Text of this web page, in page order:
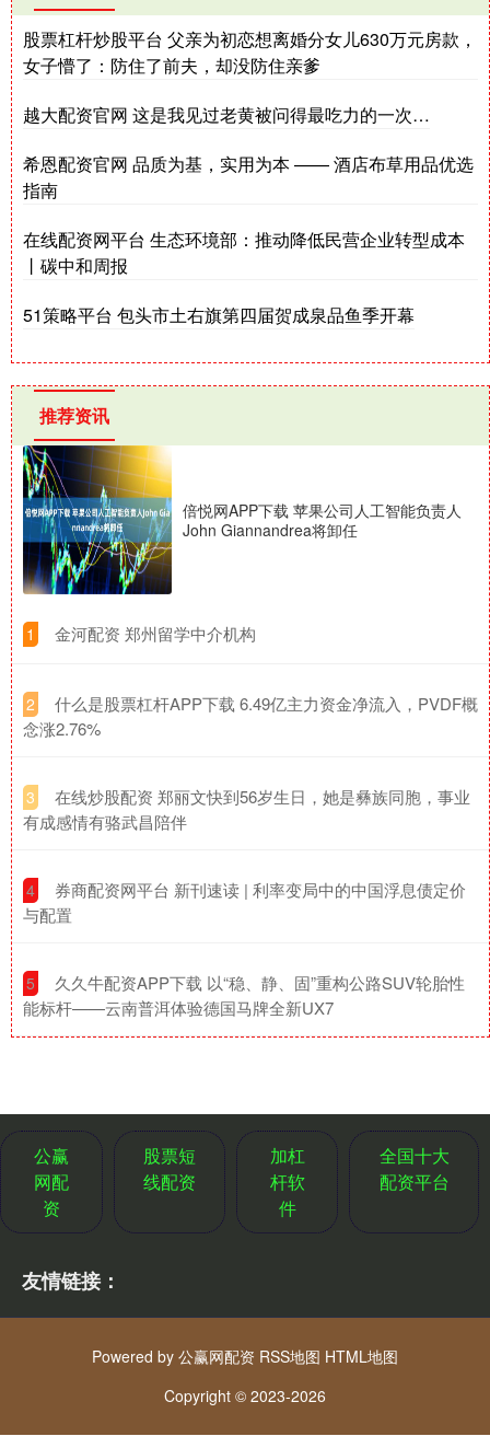
股票杠杆炒股平台 父亲为初恋想离婚分女儿630万元房款，
女子懵了：防住了前夫，却没防住亲爹
越大配资官网 这是我见过老黄被问得最吃力的一次…
希恩配资官网 品质为基，实用为本 —— 酒店布草用品优选
指南
在线配资网平台 生态环境部：推动降低民营企业转型成本
丨碳中和周报
51策略平台 包头市土右旗第四届贺成泉品鱼季开幕
推荐资讯
倍悦网APP下载 苹果公司人工智能负责人
John Giannandrea将卸任
1 ​金河配资 郑州留学中介机构
2
​什么是股票杠杆APP下载 6.49亿主力资金净流入，PVDF概
念涨2.76%
3
​在线炒股配资 郑丽文快到56岁生日，她是彝族同胞，事业
有成感情有骆武昌陪伴
4
​券商配资网平台 新刊速读 | 利率变局中的中国浮息债定价
与配置
5
​久久牛配资APP下载 以“稳、静、固”重构公路SUV轮胎性
能标杆——云南普洱体验德国马牌全新UX7
公赢
网配
资
股票短
线配资
加杠
杆软
件
全国十大
配资平台
友情链接：
Powered by 公赢网配资 RSS地图 HTML地图
Copyright © 2023-2026